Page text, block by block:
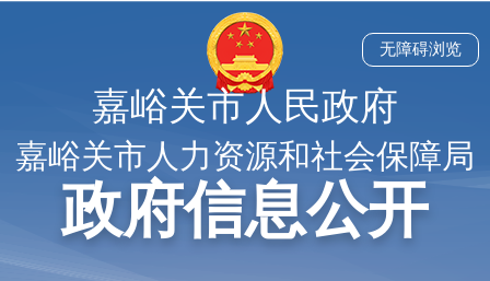
嘉峪关市人民政府
嘉峪关市人力资源和社会保障局
政府信息公开
无障碍浏览